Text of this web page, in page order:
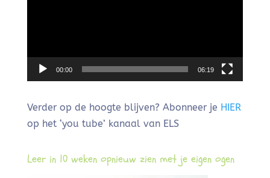
00:00 06:19
Verder op de hoogte blijven? Abonneer je HIER
op het ‘you tube’ kanaal van ELS
Leer in 10 weken opnieuw zien met je eigen ogen